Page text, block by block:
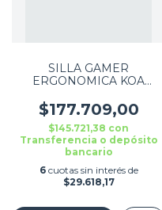
SILLA GAMER
ERGONOMICA KOA
RECLINABLE BASE
GIRATORIA 360 150KG
NEGRO Y ROJO
$177.709,00
$145.721,38 con
Transferencia o depósito
bancario
6 cuotas sin interés de
$29.618,17